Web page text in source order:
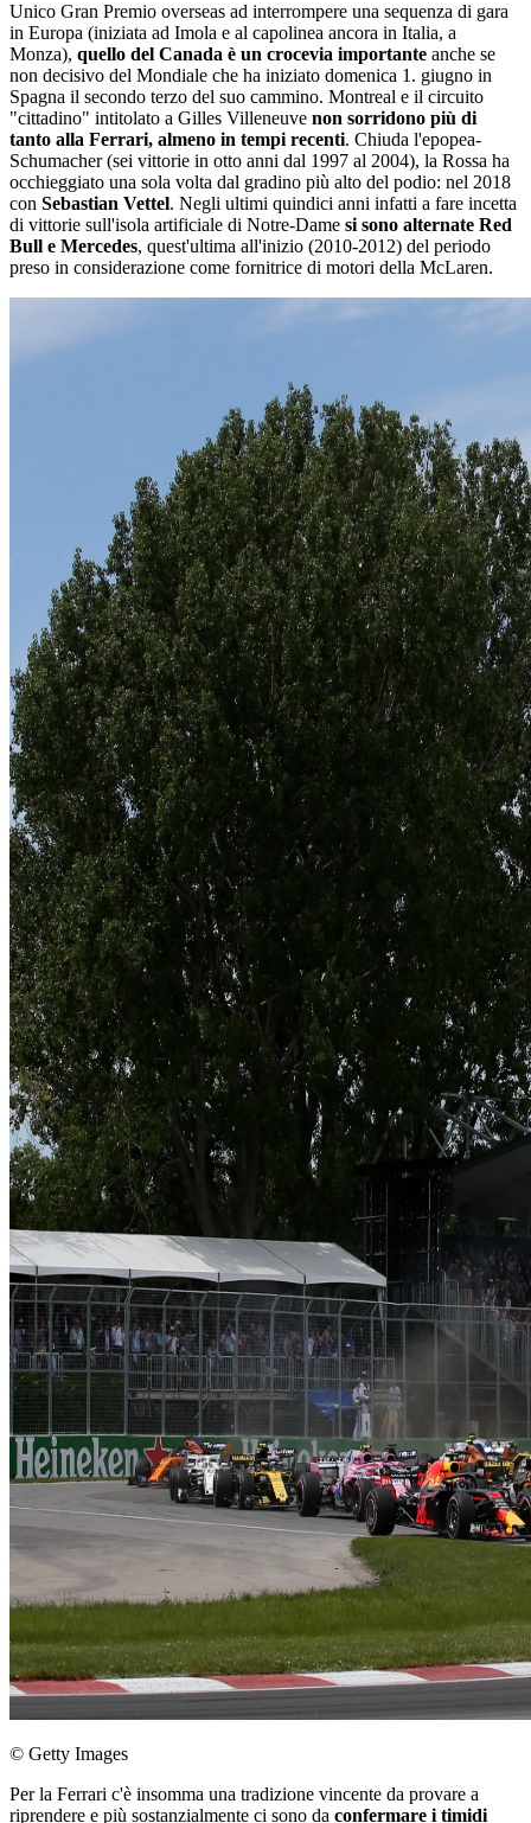
Unico Gran Premio overseas ad interrompere una sequenza di gara
in Europa (iniziata ad Imola e al capolinea ancora in Italia, a
Monza), quello del Canada è un crocevia importante anche se
non decisivo del Mondiale che ha iniziato domenica 1. giugno in
Spagna il secondo terzo del suo cammino. Montreal e il circuito
"cittadino" intitolato a Gilles Villeneuve non sorridono più di
tanto alla Ferrari, almeno in tempi recenti. Chiuda l'epopea-
Schumacher (sei vittorie in otto anni dal 1997 al 2004), la Rossa ha
occhieggiato una sola volta dal gradino più alto del podio: nel 2018
con Sebastian Vettel. Negli ultimi quindici anni infatti a fare incetta
di vittorie sull'isola artificiale di Notre-Dame si sono alternate Red
Bull e Mercedes, quest'ultima all'inizio (2010-2012) del periodo
preso in considerazione come fornitrice di motori della McLaren.
© Getty Images
Per la Ferrari c'è insomma una tradizione vincente da provare a
riprendere e più sostanzialmente ci sono da confermare i timidi